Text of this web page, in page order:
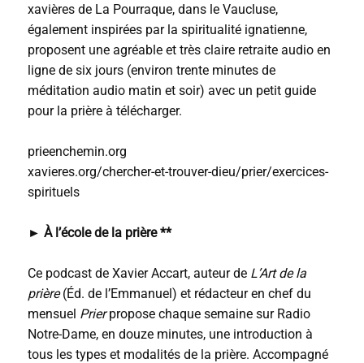
xavières de La Pourraque, dans le Vaucluse,
également inspirées par la spiritualité ignatienne,
proposent une agréable et très claire retraite audio en
ligne de six jours (environ trente minutes de
méditation audio matin et soir) avec un petit guide
pour la prière à télécharger.
prieenchemin.org
xavieres.org/chercher-et-trouver-dieu/prier/exercices-
spirituels
► À l’école de la prière **
Ce podcast de Xavier Accart, auteur de L’Art de la
prière(Éd. de l’Emmanuel) et rédacteur en chef du
mensuel Prierpropose chaque semaine sur Radio
Notre-Dame, en douze minutes, une introduction à
tous les types et modalités de la prière. Accompagné